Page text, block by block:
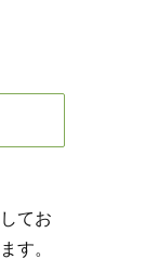
てお
す。